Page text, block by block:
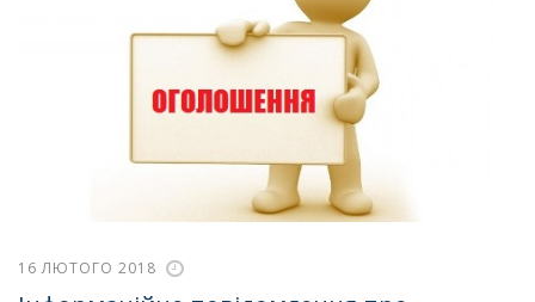
16 ЛЮТОГО 2018